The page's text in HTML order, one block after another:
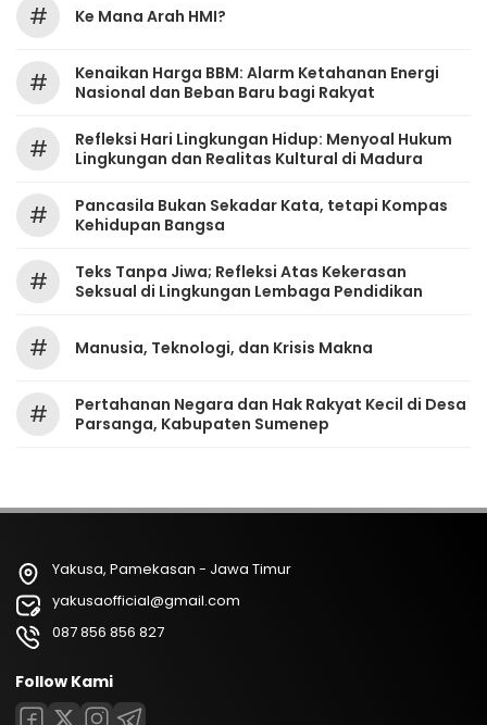
# Ke Mana Arah HMI?
#
Kenaikan Harga BBM: Alarm Ketahanan Energi
Nasional dan Beban Baru bagi Rakyat
#
Refleksi Hari Lingkungan Hidup: Menyoal Hukum
Lingkungan dan Realitas Kultural di Madura
#
Pancasila Bukan Sekadar Kata, tetapi Kompas
Kehidupan Bangsa
#
Teks Tanpa Jiwa; Refleksi Atas Kekerasan
Seksual di Lingkungan Lembaga Pendidikan
# Manusia, Teknologi, dan Krisis Makna
#
Pertahanan Negara dan Hak Rakyat Kecil di Desa
Parsanga, Kabupaten Sumenep
Yakusa, Pamekasan - Jawa Timur
yakusaofficial@gmail.com
087 856 856 827
Follow Kami